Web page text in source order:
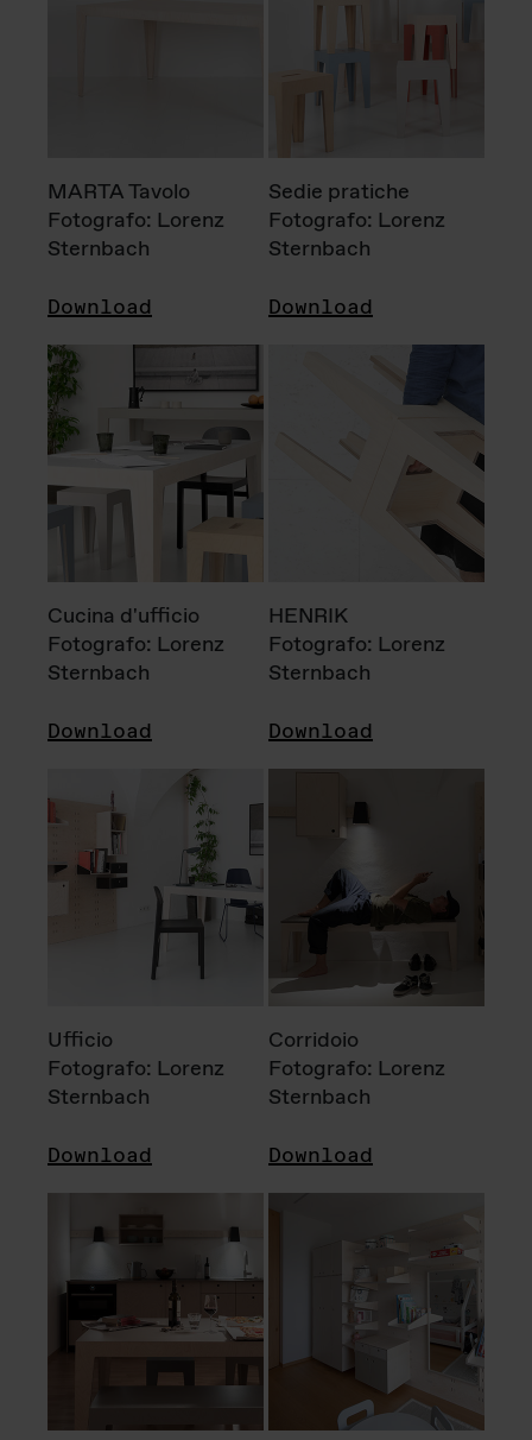
MARTA Tavolo
Fotografo: Lorenz
Sternbach
Download
Sedie pratiche
Fotografo: Lorenz
Sternbach
Download
Cucina d'ufficio
Fotografo: Lorenz
Sternbach
Download
HENRIK
Fotografo: Lorenz
Sternbach
Download
Ufficio
Fotografo: Lorenz
Sternbach
Download
Corridoio
Fotografo: Lorenz
Sternbach
Download